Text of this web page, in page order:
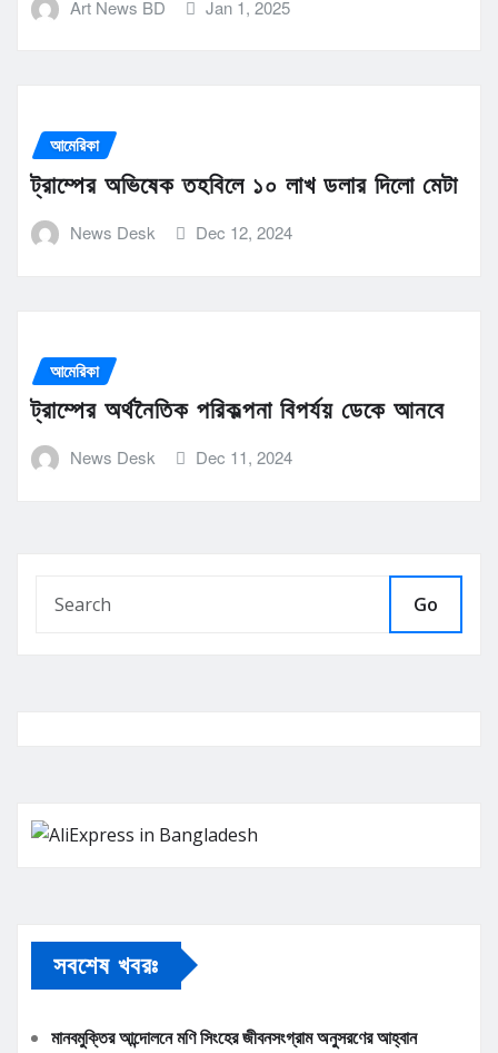
Art News BD Jan 1, 2025
আমেরিকা
ট্রাম্পের অভিষেক তহবিলে ১০ লাখ ডলার দিলো মেটা
News Desk Dec 12, 2024
আমেরিকা
ট্রাম্পের অর্থনৈতিক পরিকল্পনা বিপর্যয় ডেকে আনবে
News Desk Dec 11, 2024
Go
সবশেষ খবরঃ
মানবমুক্তির আন্দোলনে মণি সিংহের জীবনসংগ্রাম অনুসরণের আহ্বান